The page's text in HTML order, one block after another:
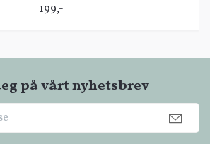
199,-
på vårt nyhetsbrev